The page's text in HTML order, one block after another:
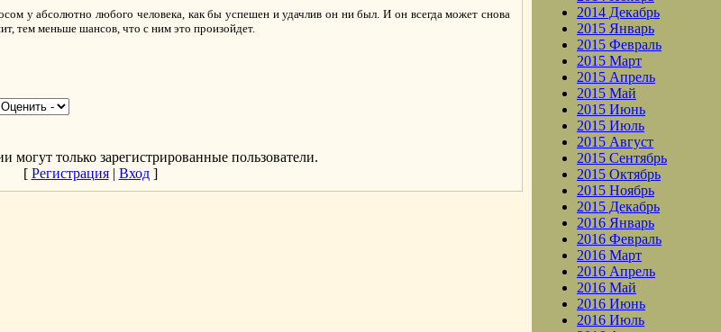
у абсолютно любого человека, как бы успешен и удачлив он ни был. И он всегда может снова
тем меньше шансов, что с ним это произойдет.
могут только зарегистрированные пользователи.
[ Регистрация| Вход]
2014 Декабрь
2015 Январь
2015 Февраль
2015 Март
2015 Апрель
2015 Май
2015 Июнь
2015 Июль
2015 Август
2015 Сентябрь
2015 Октябрь
2015 Ноябрь
2015 Декабрь
2016 Январь
2016 Февраль
2016 Март
2016 Апрель
2016 Май
2016 Июнь
2016 Июль